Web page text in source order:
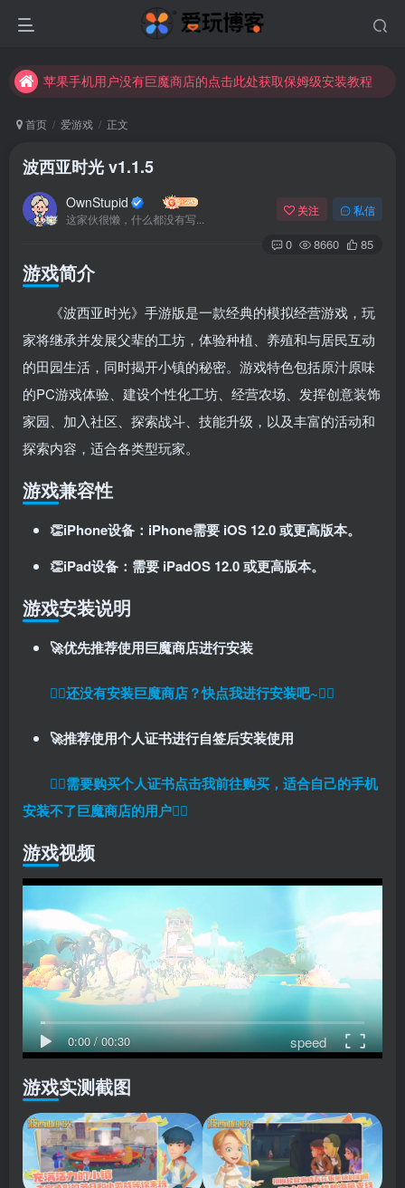
苹果手机用户没有巨魔商店的点击此处获取保姆级安装教程
苹果手机用户没有巨魔商店的点击此处获取保姆级安装教程
首页 爱游戏 正文
波西亚时光 v1.1.5
OwnStupid
这家伙很懒，什么都没有写...
关注 私信
0 8660 85
游戏简介
《波西亚时光》手游版是一款经典的模拟经营游戏，玩
家将继承并发展父辈的工坊，体验种植、养殖和与居民互动
的田园生活，同时揭开小镇的秘密。游戏特色包括原汁原味
的PC游戏体验、建设个性化工坊、经营农场、发挥创意装饰
家园、加入社区、探索战斗、技能升级，以及丰富的活动和
探索内容，适合各类型玩家。
游戏兼容性
👏iPhone设备：iPhone需要 iOS 12.0 或更高版本。
👏iPad设备：需要 iPadOS 12.0 或更高版本。
游戏安装说明
🚀优先推荐使用巨魔商店进行安装
👉🏼还没有安装巨魔商店？快点我进行安装吧~👈🏼
🚀推荐使用个人证书进行自签后安装使用
👉🏼需要购买个人证书点击我前往购买，适合自己的手机
安装不了巨魔商店的用户👈🏼
游戏视频
0:00/00:30 speed
游戏实测截图